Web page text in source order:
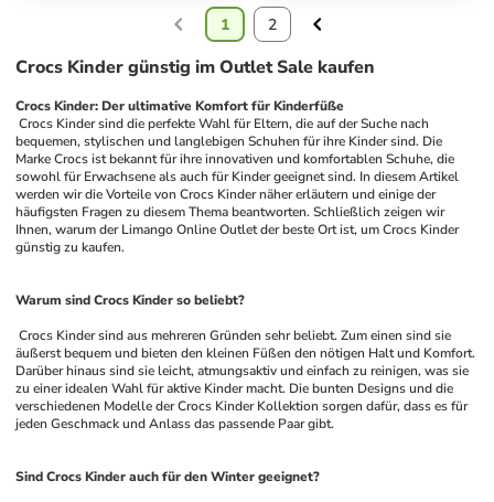
1 2
Crocs Kinder günstig im Outlet Sale kaufen
Crocs Kinder: Der ultimative Komfort für Kinderfüße
Crocs Kinder sind die perfekte Wahl für Eltern, die auf der Suche nach
bequemen, stylischen und langlebigen Schuhen für ihre Kinder sind. Die
Marke Crocs ist bekannt für ihre innovativen und komfortablen Schuhe, die
sowohl für Erwachsene als auch für Kinder geeignet sind. In diesem Artikel
werden wir die Vorteile von Crocs Kinder näher erläutern und einige der
häufigsten Fragen zu diesem Thema beantworten. Schließlich zeigen wir
Ihnen, warum der Limango Online Outlet der beste Ort ist, um Crocs Kinder
günstig zu kaufen.
Warum sind Crocs Kinder so beliebt?
Crocs Kinder sind aus mehreren Gründen sehr beliebt. Zum einen sind sie
äußerst bequem und bieten den kleinen Füßen den nötigen Halt und Komfort.
Darüber hinaus sind sie leicht, atmungsaktiv und einfach zu reinigen, was sie
zu einer idealen Wahl für aktive Kinder macht. Die bunten Designs und die
verschiedenen Modelle der Crocs Kinder Kollektion sorgen dafür, dass es für
jeden Geschmack und Anlass das passende Paar gibt.
Sind Crocs Kinder auch für den Winter geeignet?